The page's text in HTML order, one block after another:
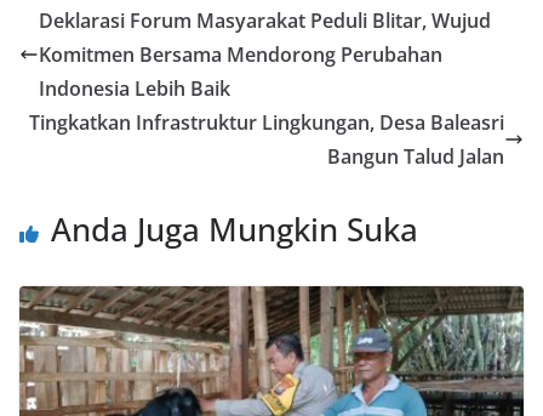
Deklarasi Forum Masyarakat Peduli Blitar, Wujud
Komitmen Bersama Mendorong Perubahan
Indonesia Lebih Baik
Tingkatkan Infrastruktur Lingkungan, Desa Baleasri
Bangun Talud Jalan
Anda Juga Mungkin Suka